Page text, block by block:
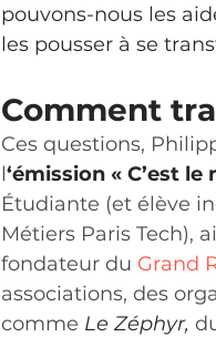
pouvons-nous les
les pousser à se
Comment
Ces questions,
l‘émission « C’est
Étudiante (et élève
Métiers Paris Tech),
fondateur du Grand
associations, des
comme Le Zéphyr,